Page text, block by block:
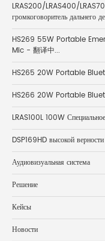
LRAS200/LRAS400/
громкоговоритель дальнего
HS269 55W Portable
Mic - 翻译中...
HS265 20W Portable
HS266 20W Portable
LRAS100L 100W
DSP169HD высокой
Аудиовизуальная система
Решение
Кейсы
Новости